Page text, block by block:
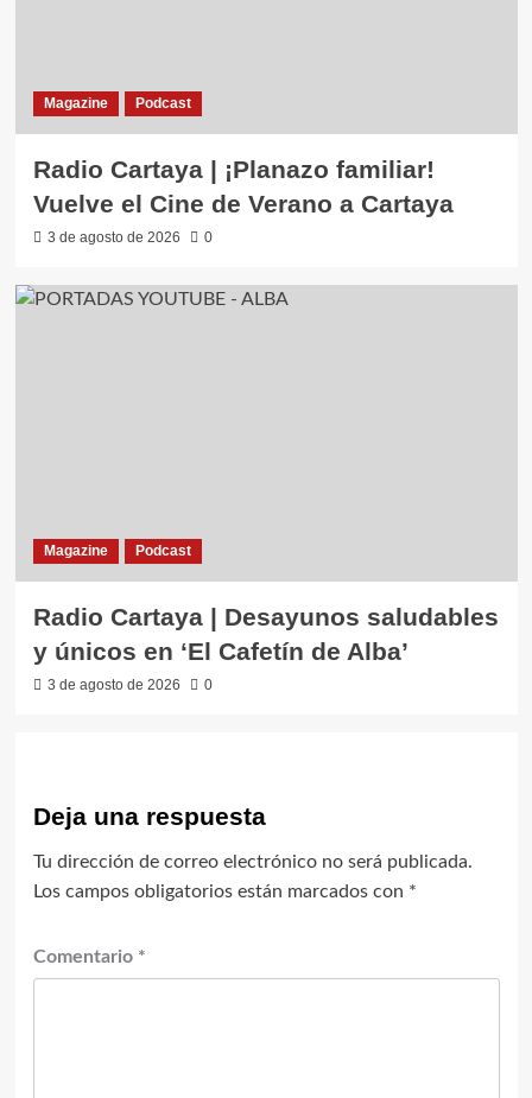
Magazine Podcast
Radio Cartaya | ¡Planazo familiar!
Vuelve el Cine de Verano a Cartaya
3 de agosto de 2026 0
Magazine Podcast
Radio Cartaya | Desayunos saludables
y únicos en ‘El Cafetín de Alba’
3 de agosto de 2026 0
Deja una respuesta
Tu dirección de correo electrónico no será publicada.
Los campos obligatorios están marcados con *
Comentario *